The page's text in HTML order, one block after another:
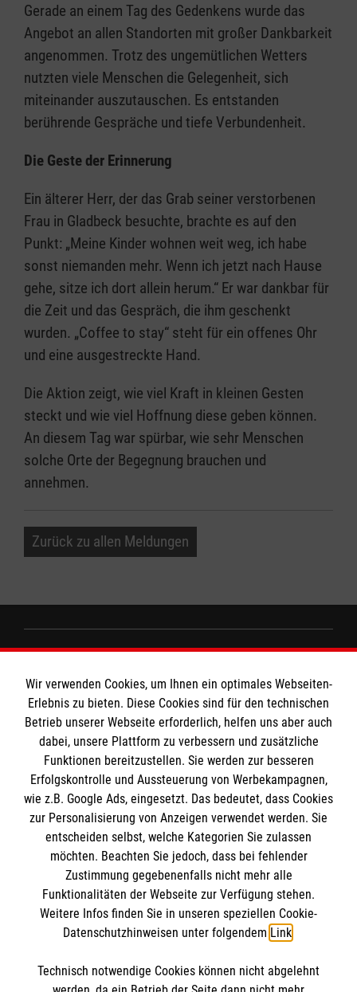
Gerade an einem Tag des Gedenkens wurde das
Angebot an allen Standorten mit großer Dankbarkeit
angenommen. Trotz des ungemütlichen Wetters
nutzten viele Menschen die Gelegenheit, sich
miteinander auszutauschen. Es entstanden
berührende Gespräche und tiefe Verbundenheit.
Die Geste der Erinnerung
Ein älterer Herr, der das Grab seiner verstorbenen
Frau in Gladbeck besuchte, brachte es auf den
Punkt: „Meine Kinder wohnen weit weg, ich habe
sonst niemanden mehr. Wenn ich jetzt nach Hause
gehe, sitze ich dort allein herum.“ Er war dankbar für
die Zeit und das Gespräch, die ihm geschenkt
wurden. „Coffee to stay“ steht für ein offenes Ohr
und eine ausgestreckte Hand.
Die Aktion zeigt, wie viel Kraft in kleinen Gesten
steckt und wie viel Hoffnung diese geben können.
An diesem Tag war spürbar, wie sehr Menschen
solche Orte der Begegnung brauchen und
annehmen.
Zurück zu allen Meldungen
Impressum
Datenschutz
Kontakt
Die Malteser
Malteser in Deutschland
Malteserorden
Sharepoint
Spendenkonto
Empfänger: Malteser Hilfsdienst e.V.
Bank: Pax-Bank für Kirche und Caritas eG
IBAN: DE04370601201201206134
BIC: GENODED1PA7
So finden Sie uns
Sinterstraße 3
Wir verwenden Cookies, um Ihnen ein optimales Webseiten-
Erlebnis zu bieten. Diese Cookies sind für den technischen
Betrieb unserer Webseite erforderlich, helfen uns aber auch
dabei, unsere Plattform zu verbessern und zusätzliche
Funktionen bereitzustellen. Sie werden zur besseren
Erfolgskontrolle und Aussteuerung von Werbekampagnen,
wie z.B. Google Ads, eingesetzt. Das bedeutet, dass Cookies
zur Personalisierung von Anzeigen verwendet werden. Sie
entscheiden selbst, welche Kategorien Sie zulassen
möchten. Beachten Sie jedoch, dass bei fehlender
Zustimmung gegebenenfalls nicht mehr alle
Funktionalitäten der Webseite zur Verfügung stehen.
Weitere Infos finden Sie in unseren speziellen Cookie-
Datenschutzhinweisen unter folgendem Link.
Technisch notwendige Cookies können nicht abgelehnt